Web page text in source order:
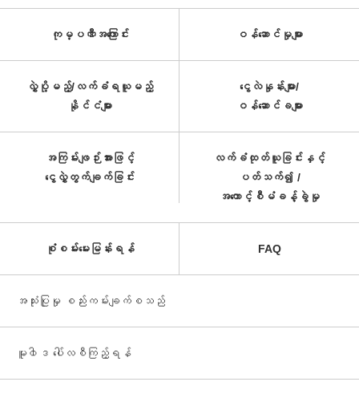
ကုမ္ပဏီအကြောင်း ဝန်ဆောင်မှုများ
လွှဲပို့မည့်/လက်ခံရယူမည့်
နိုင်ငံများ
ငွေလဲနှုန်းများ/
ဝန်ဆောင်ခများ
အကြမ်းဖျဉ်းအားဖြင့်
ငွေလွှဲတွက်ချက်ခြင်း
လက်ခံထုတ်ယူခြင်းနှင့်
ပတ်သက်၍ /
အကောင့်စီမံခန့်ခွဲမှု
စုံစမ်းမေးမြန်းရန် FAQ
အသုံးပြုမှု စည်းကမ်းချက်စသည်
မူ၀ါဒ ပေါ်လစီကြည့်ရန်